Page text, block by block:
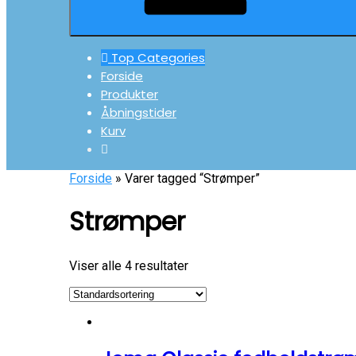
Top Categories
Forside
Produkter
Åbningstider
Kurv
Forside » Varer tagged “Strømper”
Strømper
Viser alle 4 resultater